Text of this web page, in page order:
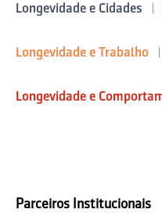
Longevidade e Cidades
Longevidade e Trabalho
Longevidade e
Parceiros Institucionais